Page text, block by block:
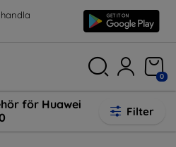
0
för Huawei
Filter